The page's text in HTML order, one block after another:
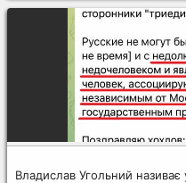
Владислав Угольний називає